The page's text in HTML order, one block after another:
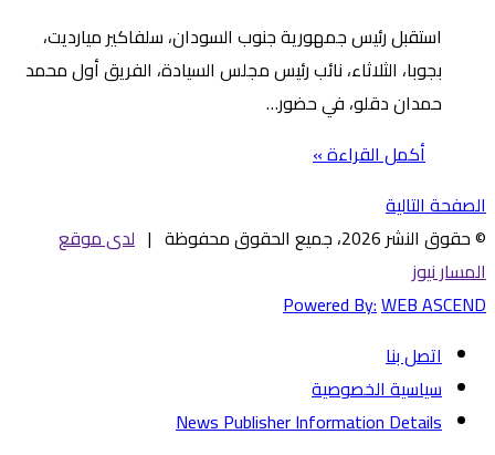
استقبل رئيس جمهورية جنوب السودان، سلفاكير ميارديت،
بجوبا، الثلاثاء، نائب رئيس مجلس السيادة، الفريق أول محمد
حمدان دقلو، في حضور…
أكمل القراءة »
الصفحة التالية
© حقوق النشر 2026، جميع الحقوق محفوظة |
لدى موقع
المسار نيوز
Powered By:WEB ASCEND
اتصل بنا
سياسية الخصوصية
News Publisher Information Details